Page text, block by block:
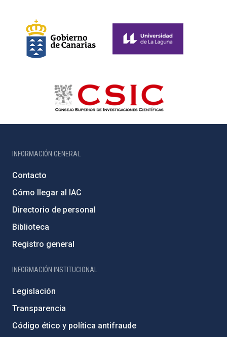
INFORMACIÓN GENERAL
Contacto
Cómo llegar al IAC
Directorio de personal
Biblioteca
Registro general
INFORMACIÓN INSTITUCIONAL
Legislación
Transparencia
Código ético y política antifraude